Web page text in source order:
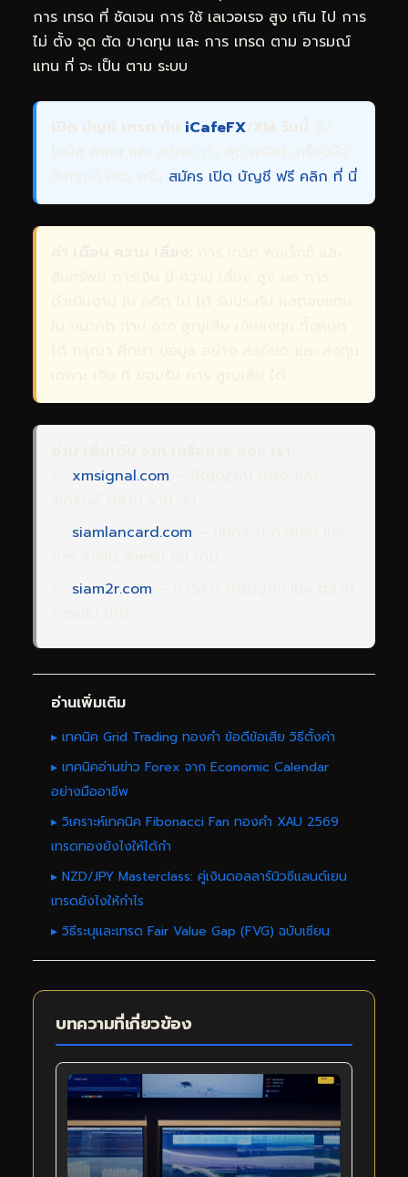
การ เทรด ที่ ชัดเจน การ ใช้ เลเวอเรจ สูง เกิน ไป การ
ไม่ ตั้ง จุด ตัด ขาดทุน และ การ เทรด ตาม อารมณ์
แทน ที่ จะ เป็น ตาม ระบบ
เปิด บัญชี เทรด กับ iCafeFX/XM วันนี้ รับ
โบนัส พิเศษ และ สเปรด ต่ำ สุด พร้อม เครื่องมือ
วิเคราะห์ ครบ ครัน สมัคร เปิด บัญชี ฟรี คลิก ที่ นี่
xmsignal.com
siamlancard.com
siam2r.com
อ่านเพิ่มเติม
▸ เทคนิค Grid Trading ทองคำ ข้อดีข้อเสีย วิธีตั้งค่า
▸ เทคนิคอ่านข่าว Forex จาก Economic Calendar
อย่างมืออาชีพ
▸ วิเคราะห์เทคนิค Fibonacci Fan ทองคำ XAU 2569
เทรดทองยังไงให้ได้กำ
▸ NZD/JPY Masterclass: คู่เงินดอลลาร์นิวซีแลนด์เยน
เทรดยังไงให้กำไร
▸ วิธีระบุและเทรด Fair Value Gap (FVG) ฉบับเซียน
บทความที่เกี่ยวข้อง